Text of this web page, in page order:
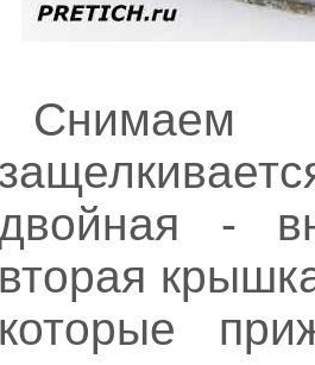
Снимаем
-
вторая
которые